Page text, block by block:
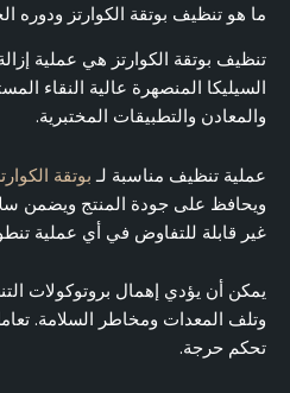
ما هو تنظيف بوتقة الكوارتز ودوره
تنظيف بوتقة الكوارتز هي عملية
السيليكا المنصهرة عالية النقاء
والمعادن والتطبيقات المختبرية.
عملية تنظيف مناسبة لـ بوتقة
ويحافظ على جودة المنتج ويضمن
غير قابلة للتفاوض في أي عملية
يمكن أن يؤدي إهمال بروتوكولات
وتلف المعدات ومخاطر السلامة.
تحكم حرجة.